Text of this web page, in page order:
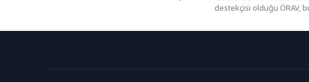
destekçisi olduğu ÖRAV,